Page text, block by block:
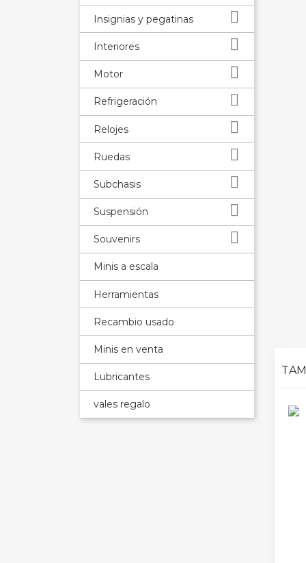
Insignias y pegatinas 
Interiores 
Motor 
Refrigeración 
Relojes 
Ruedas 
Subchasis 
Suspensión 
Souvenirs 
Minis a escala
Herramientas
Recambio usado
Minis en venta
Lubricantes
vales regalo